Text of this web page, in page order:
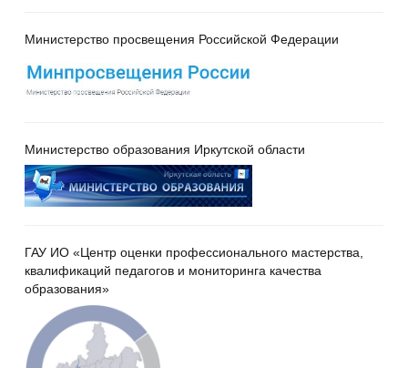
Министерство просвещения Российской Федерации
Министерство образования Иркутской области
ГАУ ИО «Центр оценки профессионального мастерства,
квалификаций педагогов и мониторинга качества
образования»